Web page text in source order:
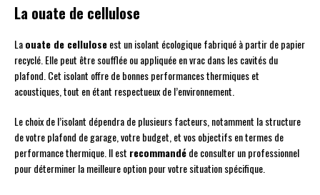
La ouate de cellulose
Laouate de celluloseest un isolant écologique fabriqué à partir de papier
recyclé. Elle peut être soufflée ou appliquée en vrac dans les cavités du
plafond. Cet isolant offre de bonnes performances thermiques et
acoustiques, tout en étant respectueux de l’environnement.
Le choix de l’isolant dépendra de plusieurs facteurs, notamment la structure
de votre plafond de garage, votre budget, et vos objectifs en termes de
performance thermique. Il est recommandéde consulter un professionnel
pour déterminer la meilleure option pour votre situation spécifique.